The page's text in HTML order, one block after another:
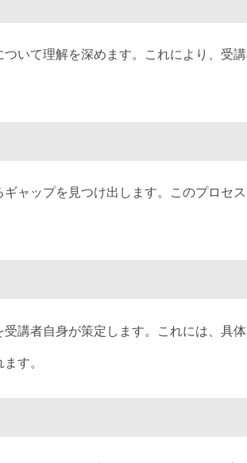
いて理解を深めます。これにより、受
ャップを見つけ出します。このプロセ
講者自身が策定します。これには、具
す。